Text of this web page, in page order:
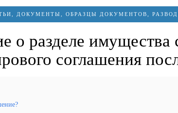
ДОКУМЕНТЫ ,ОБРАЗЦЫ ДОКУМЕНТОВ ,
о разделе имущества
соглашения